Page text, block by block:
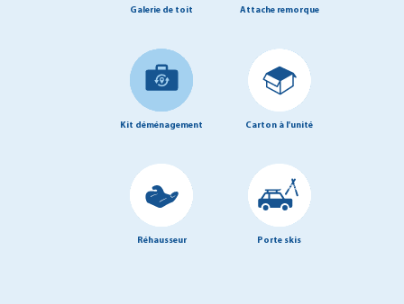
Galerie de toit Attache remorque
Kit déménagement Carton à l'unité
Réhausseur Porte skis